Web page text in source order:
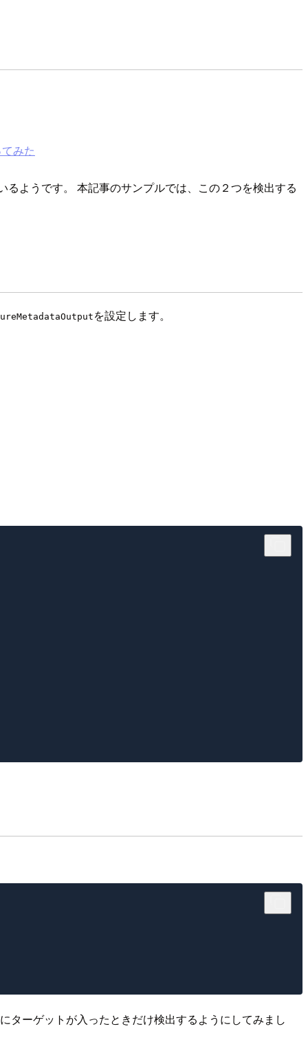
みた
ようです。 本記事のサンプルでは、この２つを検出する
を設定します。
ターゲットが入ったときだけ検出するようにしてみまし